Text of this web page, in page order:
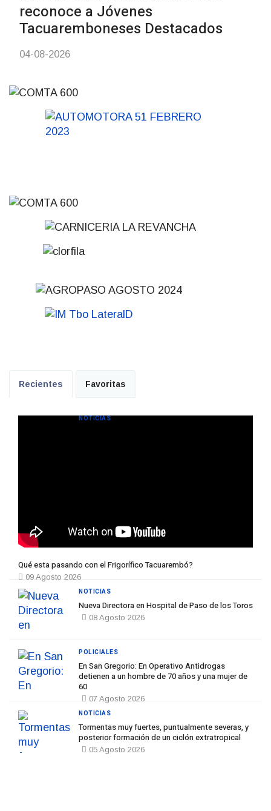
Recientes Favoritas
Qué esta pasando con el Frigorífico Tacuarembó?
09 Agosto 2026
NOTICIAS
Nueva Directora en Hospital de Paso de los Toros
08 Agosto 2026
NOTICIAS
En San Gregorio: En Operativo Antidrogas
detienen a un hombre de 70 años y una mujer de
60
07 Agosto 2026
POLICIALES
Tormentas muy fuertes, puntualmente severas, y
posterior formación de un ciclón extratropical
05 Agosto 2026
NOTICIAS